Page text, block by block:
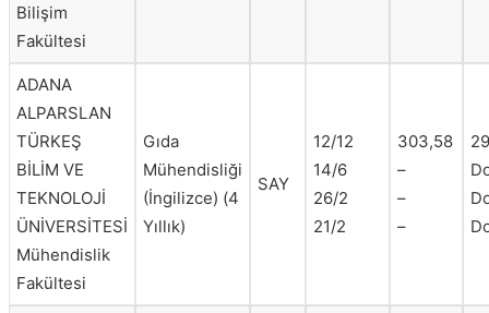
Bilişim
Fakültesi
ADANA
ALPARSLAN
TÜRKEŞ
BİLİM VE
TEKNOLOJİ
ÜNİVERSİTESİ
Mühendislik
Fakültesi
Gıda
Mühendisliği
(İngilizce) (4
Yıllık)
SAY
12/12
14/6
26/2
21/2
303,58
–
–
–